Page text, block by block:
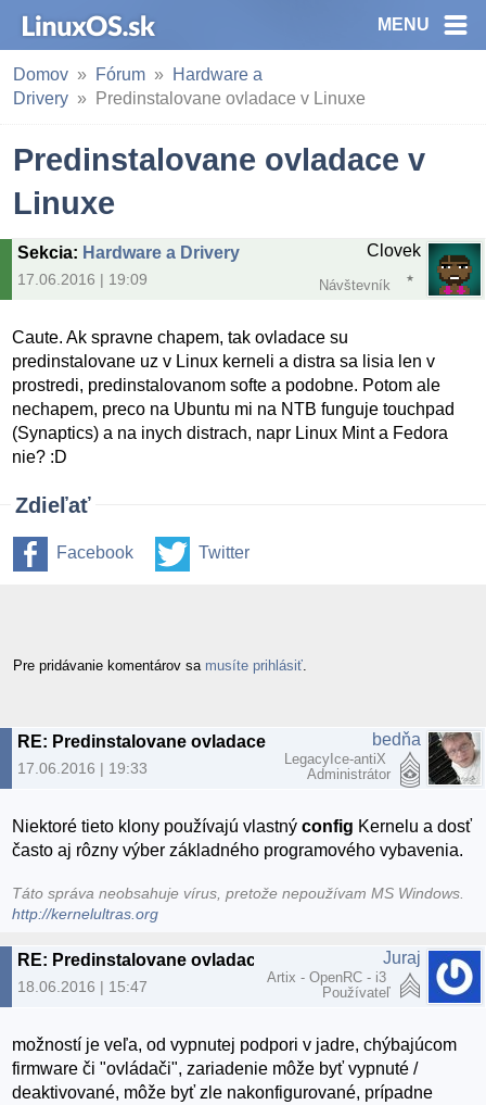
MENU
Domov Fórum
Hardware a
Drivery
Predinstalovane ovladace v Linuxe
Predinstalovane ovladace v
Linuxe
Sekcia: Hardware a Drivery
17.06.2016 | 19:09
Clovek
Návštevník
Caute. Ak spravne chapem, tak ovladace su
predinstalovane uz v Linux kerneli a distra sa lisia len v
prostredi, predinstalovanom softe a podobne. Potom ale
nechapem, preco na Ubuntu mi na NTB funguje touchpad
(Synaptics) a na inych distrach, napr Linux Mint a Fedora
nie? :D
Zdieľať
Facebook Twitter
Pre pridávanie komentárov sa musíte prihlásiť
17.06.2016 | 19:33
bedňa
LegacyIce-antiX
Administrátor
Niektoré tieto klony používajú vlastnýconfig Kernelu a dosť
často aj rôzny výber základného programového vybavenia.
Táto správa neobsahuje vírus, pretože nepoužívam MS Windows.
http://kernelultras.org
18.06.2016 | 15:47
Juraj
Artix - OpenRC - i3
Používateľ
možností je veľa, od vypnutej podpori v jadre, chýbajúcom
firmware či "ovládači", zariadenie môže byť vypnuté /
deaktivované, môže byť zle nakonfigurované, prípadne